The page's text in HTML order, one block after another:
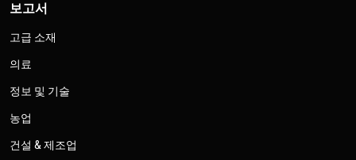
보고서
고급 소재
의료
정보 및 기술
농업
건설 & 제조업